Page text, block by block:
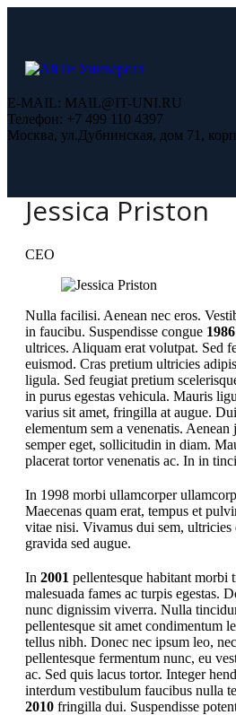
E-MAIL: MAIL@IT-UNI.RU
Телефон: +7 499 110 4397
Москва, ул.Дубнинская, дом 71,
Jessica Priston
CEO
Nulla facilisi. Aenean nec eros.
in faucibu. Suspendisse congue 1986
ultrices. Aliquam erat volutpat. Sed
euismod. Cras pretium ultricies
ligula. Sed feugiat pretium
in purus egestas vehicula. Mauris
varius sit amet, fringilla at augue.
elementum sem a venenatis. Aenean
semper eget, sollicitudin in diam.
placerat tortor venenatis ac. In in
In 1998 morbi ullamcorper
Maecenas quam erat, tempus et
vitae nisi. Vivamus dui sem, ultricies
gravida sed augue.
In 2001 pellentesque habitant morbi
malesuada fames ac turpis egestas.
nunc dignissim viverra. Nulla
pellentesque sit amet condimentum
tellus nibh. Donec nec ipsum leo,
pellentesque fermentum nunc, eu
ac. Sed quis lacus tortor. Integer
interdum vestibulum faucibus nulla
2010 fringilla dui. Suspendisse